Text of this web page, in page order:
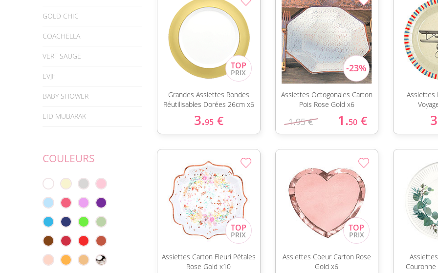
GOLD CHIC
COACHELLA
VERT SAUGE
EVJF
BABY SHOWER
EID MUBARAK
COULEURS
Grandes Assiettes Rondes
Réutilisables Dorées 26cm x6
3.95 €
Assiettes Octogonales Carton
Pois Rose Gold x6
1.95 € 1.50 €
Assiettes
Assiettes Carton Fleuri Pétales
Rose Gold x10
Assiettes Coeur Carton Rose
Gold x6